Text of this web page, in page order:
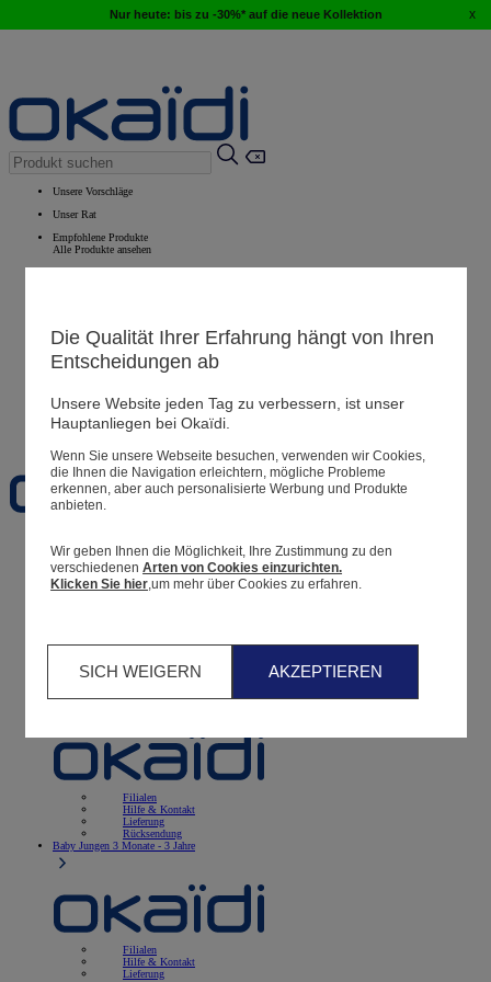
Nur heute: bis zu -30%* auf die neue Kollektion x
Unsere Vorschläge
Unser Rat
Empfohlene Produkte
Alle Produkte ansehen
Meine Informationen
Warenkorb
Filialen
Lieferung
Rücksendung
Filialen
Hilfe & Kontakt
Lieferung
Rücksendung
Baby Jungen 3 Monate - 3 Jahre
Filialen
Hilfe & Kontakt
Lieferung
Die Qualität Ihrer Erfahrung hängt von Ihren
Entscheidungen ab
Unsere Website jeden Tag zu verbessern, ist unser
Hauptanliegen bei Okaïdi.
Wenn Sie unsere Webseite besuchen, verwenden wir Cookies,
die Ihnen die Navigation erleichtern, mögliche Probleme
erkennen, aber auch personalisierte Werbung und Produkte
anbieten.
Wir geben Ihnen die Möglichkeit, Ihre Zustimmung zu den
verschiedenenArten von Cookies einzurichten.
Klicken Sie hier ,um mehr über Cookies zu erfahren.
SICH WEIGERN AKZEPTIEREN